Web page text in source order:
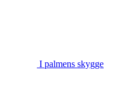
I palmens skygge